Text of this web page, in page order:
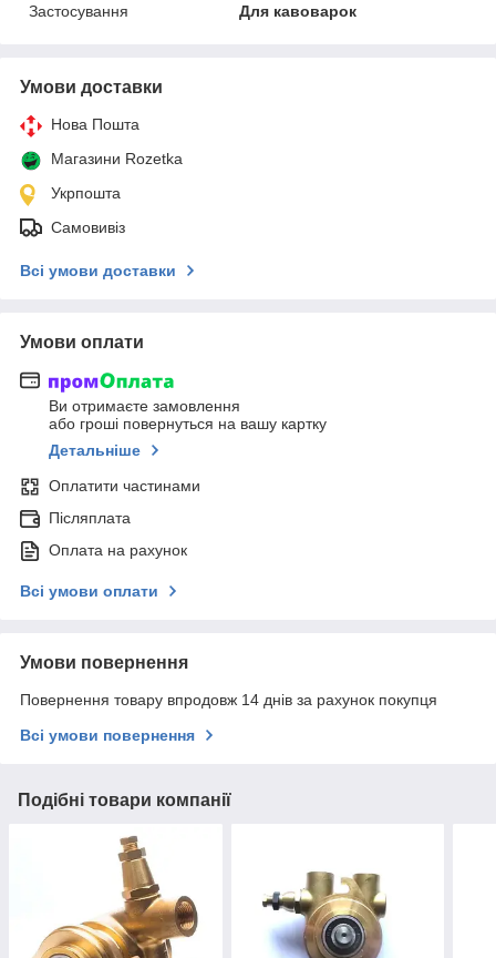
Застосування
Для кавоварок
Умови доставки
Нова Пошта
Магазини Rozetka
Укрпошта
Самовивіз
Всі умови доставки
Умови оплати
Ви отримаєте замовлення
або гроші повернуться на вашу картку
Детальніше
Оплатити частинами
Післяплата
Оплата на рахунок
Всі умови оплати
Умови повернення
Повернення товару впродовж 14 днів за рахунок покупця
Всі умови повернення
Подібні товари компанії